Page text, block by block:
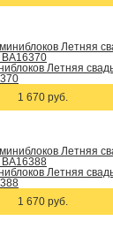
Летняя
1 670 руб.
Летняя
1 670 руб.